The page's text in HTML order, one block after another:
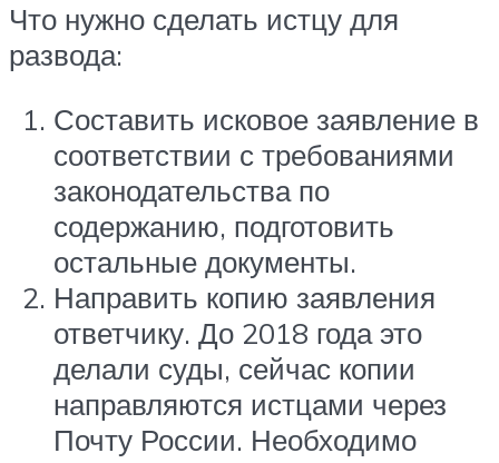
Что нужно сделать истцу для
развода:
Составить исковое заявление в
соответствии с требованиями
законодательства по
содержанию, подготовить
остальные документы.
Направить копию заявления
ответчику. До 2018 года это
делали суды, сейчас копии
направляются истцами через
Почту России. Необходимо